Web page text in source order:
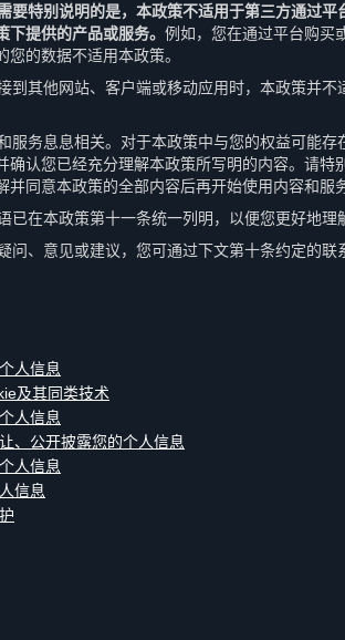
要特别说明的是，本政策不适用于第三方通过
提供的产品或服务。 例如，您在通过平台购买
的数据不适用本政策。
到其他网站、客户端或移动应用时，本政策并
服务息息相关。对于本政策中与您的权益可能存
确认您已经充分理解本政策所写明的内容。请特
并同意本政策的全部内容后再开始使用内容和服
已在本政策第十一条统一列明，以便您更好地理
问、意见或建议，您可通过下文第十条约定的联
人信息
及其同类技术
人信息
、公开披露您的个人信息
人信息
信息